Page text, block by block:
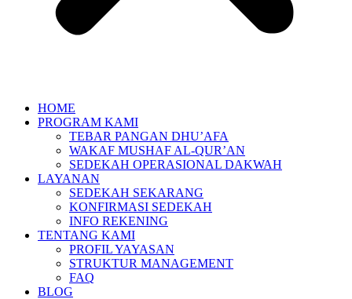
HOME
PROGRAM KAMI
TEBAR PANGAN DHU’AFA
WAKAF MUSHAF AL-QUR’AN
SEDEKAH OPERASIONAL DAKWAH
LAYANAN
SEDEKAH SEKARANG
KONFIRMASI SEDEKAH
INFO REKENING
TENTANG KAMI
PROFIL YAYASAN
STRUKTUR MANAGEMENT
FAQ
BLOG